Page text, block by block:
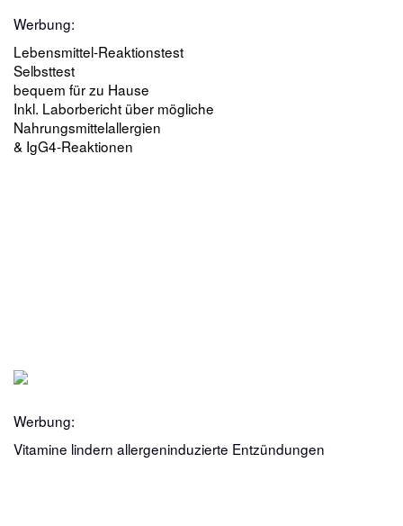
Werbung:
Lebensmittel-Reaktionstest
Selbsttest
bequem für zu Hause
Inkl. Laborbericht über mögliche
Nahrungsmittelallergien
& IgG4-Reaktionen
Werbung:
Vitamine lindern allergeninduzierte Entzündungen